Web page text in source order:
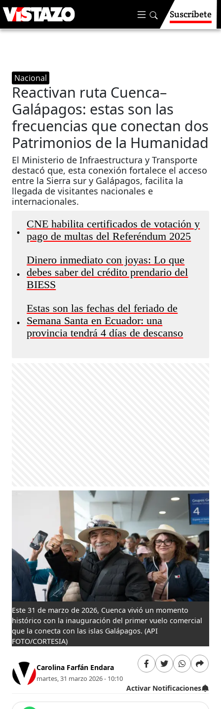
Suscríbete
Nacional
Reactivan ruta Cuenca–
Galápagos: estas son las
frecuencias que conectan dos
Patrimonios de la Humanidad
El Ministerio de Infraestructura y Transporte
destacó que, esta conexión fortalece el acceso
entre la Sierra sur y Galápagos, facilita la
llegada de visitantes nacionales e
internacionales.
•
CNE habilita certificados de votación y
pago de multas del Referéndum 2025
•
Dinero inmediato con joyas: Lo que
debes saber del crédito prendario del
BIESS
•
Estas son las fechas del feriado de
Semana Santa en Ecuador: una
provincia tendrá 4 días de descanso
Este 31 de marzo de 2026, Cuenca vivió un momento
histórico con la inauguración del primer vuelo comercial
que la conecta con las islas Galápagos. (API
FOTO/CORTESIA)
Carolina Farfán Endara
martes, 31 marzo 2026 - 10:10
Activar Notificaciones